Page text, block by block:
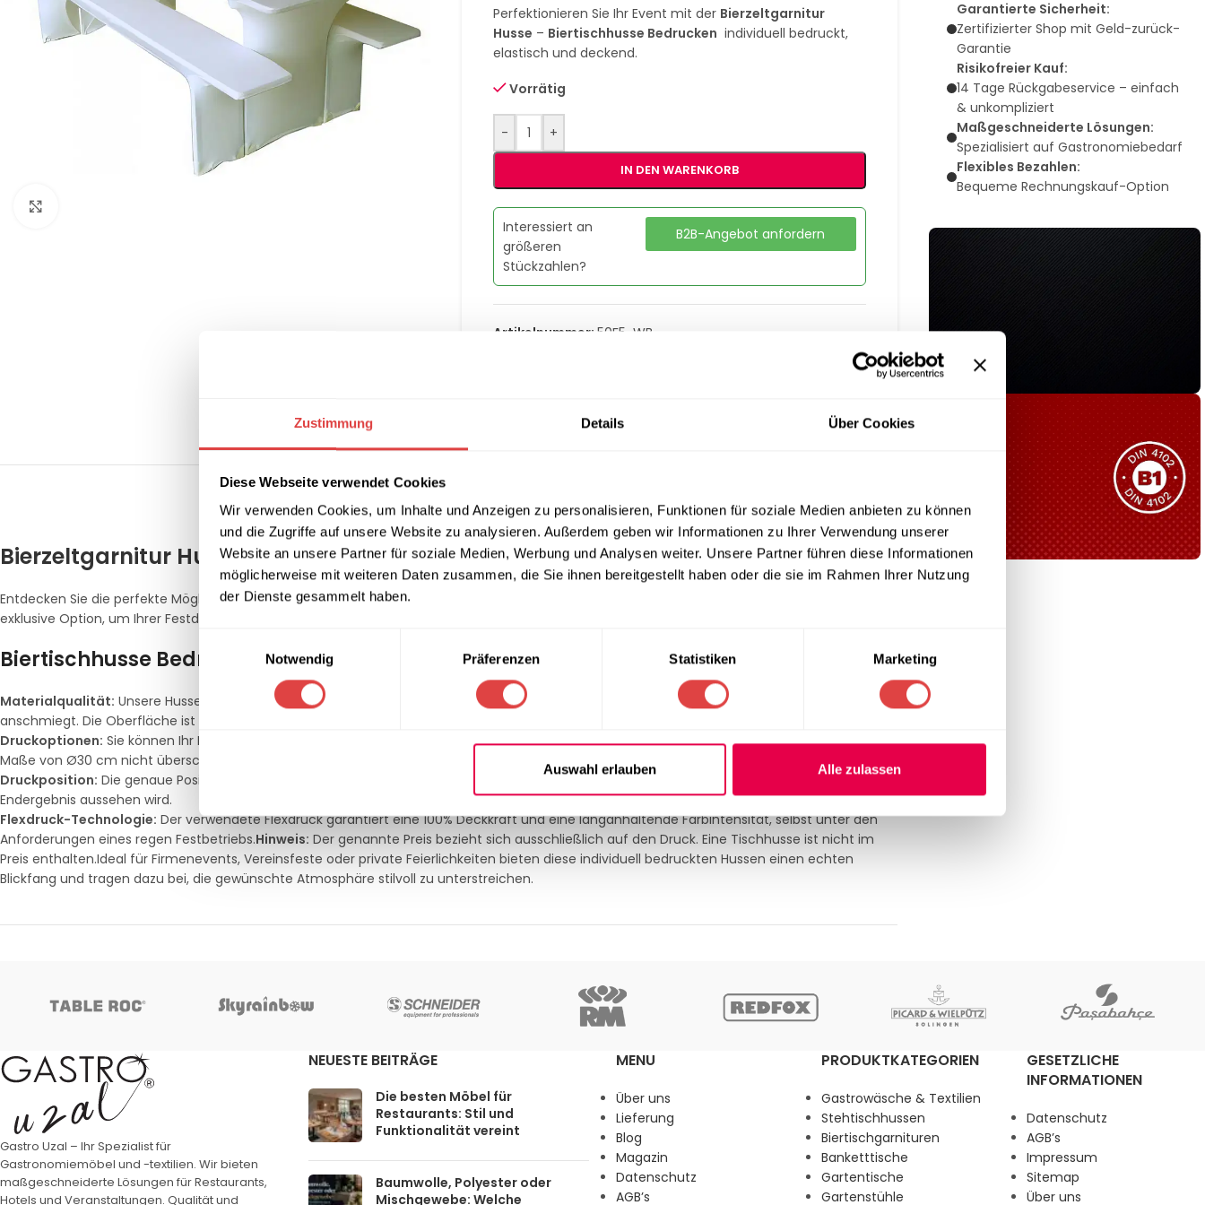
Zustimmung Details Über Cookies
Diese Webseite verwendet Cookies
Wir verwenden Cookies, um Inhalte und Anzeigen zu personalisieren, Funktionen für soziale Medien anbieten zu können
und die Zugriffe auf unsere Website zu analysieren. Außerdem geben wir Informationen zu Ihrer Verwendung unserer
Website an unsere Partner für soziale Medien, Werbung und Analysen weiter. Unsere Partner führen diese Informationen
möglicherweise mit weiteren Daten zusammen, die Sie ihnen bereitgestellt haben oder die sie im Rahmen Ihrer Nutzung
der Dienste gesammelt haben.
Notwendig
Präferenzen Statistiken Marketing
Auswahl erlauben Alle zulassen
Perfektionieren Sie Ihr Event mit der Bierzeltgarnitur
Husse – Biertischhusse Bedrucken individuell bedruckt,
elastisch und deckend.
Vorrätig
- +
IN DEN WARENKORB
Interessiert an
größeren
Stückzahlen?
B2B-Angebot anfordern
Artikelnummer:50F5-WB
Bierzeltgarnitur HussenTop – Biertischhusse Bedrucken Individuell Bedruckt
Entdecken Sie die perfekte Möglichkeit, Ihre Veranstaltung unvergesslich zu machen! Unsere
exklusive Option, um Ihrer Festdekoration eine persönliche Note zu verleihen.
Biertischhusse Bedrucken Produktmerkmale:
Materialqualität: Unsere Hussen sind aus einem gummiähnlichen, elastischen Material gefertigt, das sich nahtlos an Ihre Bierzeltgarnitur
anschmiegt. Die Oberfläche ist extrem dünn und legt sich perfekt über das Textil, ohne Falten zu werfen.
Druckoptionen: Sie können Ihr Logo oder Ihren gewünschten Text auf die Husse aufbringen lassen. Beachten Sie dabei, dass der Maximale
Maße von Ø30 cm nicht überschreiten darf. Ideal für Logos und Schriftzüge ohne feine Linien oder Punkte (Mindestdicke 0.1 cm).
Druckposition: Die genaue Position des Drucks auf der Husse ist auf den Produktbildern dargestellt, sodass Sie genau wissen, wie das
Endergebnis aussehen wird.
Flexdruck-Technologie: Der verwendete Flexdruck garantiert eine 100% Deckkraft und eine langanhaltende Farbintensität, selbst unter den
Anforderungen eines regen Festbetriebs.Hinweis: Der genannte Preis bezieht sich ausschließlich auf den Druck. Eine Tischhusse ist nicht im
Preis enthalten.Ideal für Firmenevents, Vereinsfeste oder private Feierlichkeiten bieten diese individuell bedruckten Hussen einen echten
Blickfang und tragen dazu bei, die gewünschte Atmosphäre stilvoll zu unterstreichen.
Garantierte Sicherheit:
Zertifizierter Shop mit Geld-zurück-
Garantie
Risikofreier Kauf:
14 Tage Rückgabeservice – einfach
& unkompliziert
Maßgeschneiderte Lösungen:
Spezialisiert auf Gastronomiebedarf
Flexibles Bezahlen:
Bequeme Rechnungskauf-Option
Sie haben nicht das passende
Produkt gefunden?
Wir helfen Ihnen gerne weiter!
Gastro Uzal – Ihr Spezialist für
Gastronomiemöbel und -textilien. Wir bieten
maßgeschneiderte Lösungen für Restaurants,
Hotels und Veranstaltungen. Qualität und
NEUESTE BEITRÄGE
Die besten Möbel für
Restaurants: Stil und
Funktionalität vereint
Baumwolle, Polyester oder
Mischgewebe: Welche
MENU
Über uns
Lieferung
Blog
Magazin
Datenschutz
AGB’s
PRODUKTKATEGORIEN
Gastrowäsche & Textilien
Stehtischhussen
Biertischgarnituren
Banketttische
Gartentische
Gartenstühle
GESETZLICHE
INFORMATIONEN
Datenschutz
AGB’s
Impressum
Sitemap
Über uns